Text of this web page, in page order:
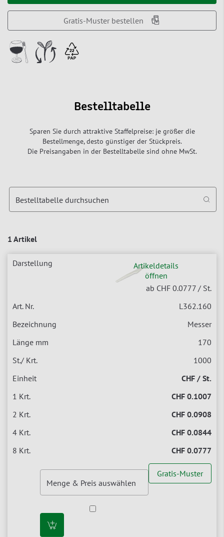
Gratis-Muster bestellen
Bestelltabelle
Sparen Sie durch attraktive Staffelpreise: je größer die
Bestellmenge, desto günstiger der Stückpreis.
Die Preisangaben in der Bestelltabelle sind ohne MwSt.
1 Artikel
Bestelltabelle durchsuchen
Artikeldetails
öffnen
ab CHF 0.0777 / St.
L362.160
Messer
170
1000
CHF / St.
CHF 0.1007
CHF 0.0908
CHF 0.0844
CHF 0.0777
Gratis-Muster